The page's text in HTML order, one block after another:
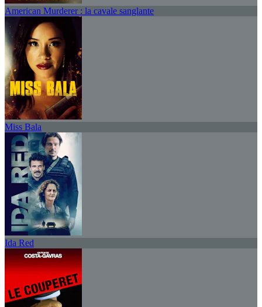
American Murderer : la cavale sanglante
Miss Bala
Ida Red